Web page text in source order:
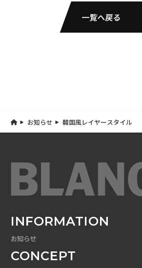
一覧へ戻る
お知らせ 韓国風レイヤースタイル
INFORMATION
お知らせ
CONCEPT